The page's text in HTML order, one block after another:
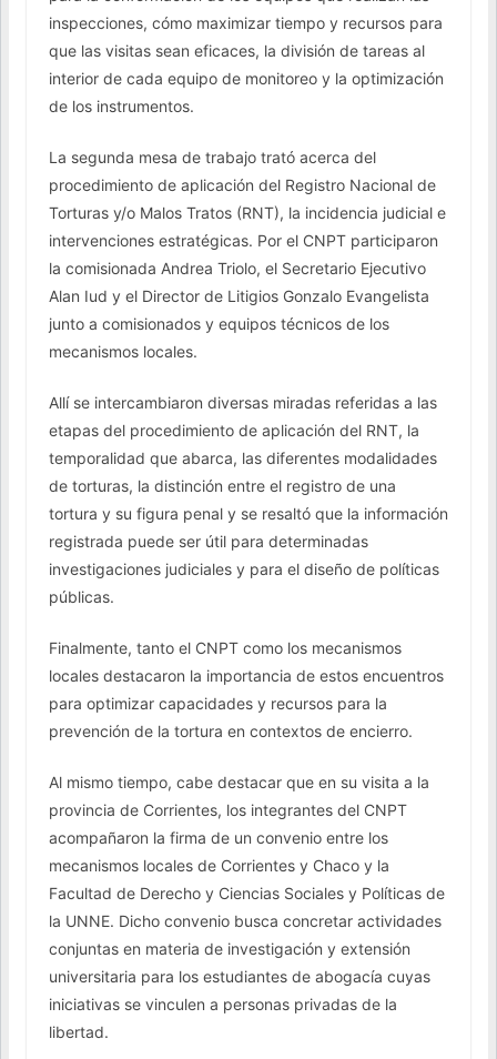
inspecciones, cómo maximizar tiempo y recursos para
que las visitas sean eficaces, la división de tareas al
interior de cada equipo de monitoreo y la optimización
de los instrumentos.
La segunda mesa de trabajo trató acerca del
procedimiento de aplicación del Registro Nacional de
Torturas y/o Malos Tratos (RNT), la incidencia judicial e
intervenciones estratégicas. Por el CNPT participaron
la comisionada Andrea Triolo, el Secretario Ejecutivo
Alan Iud y el Director de Litigios Gonzalo Evangelista
junto a comisionados y equipos técnicos de los
mecanismos locales.
Allí se intercambiaron diversas miradas referidas a las
etapas del procedimiento de aplicación del RNT, la
temporalidad que abarca, las diferentes modalidades
de torturas, la distinción entre el registro de una
tortura y su figura penal y se resaltó que la información
registrada puede ser útil para determinadas
investigaciones judiciales y para el diseño de políticas
públicas.
Finalmente, tanto el CNPT como los mecanismos
locales destacaron la importancia de estos encuentros
para optimizar capacidades y recursos para la
prevención de la tortura en contextos de encierro.
Al mismo tiempo, cabe destacar que en su visita a la
provincia de Corrientes, los integrantes del CNPT
acompañaron la firma de un convenio entre los
mecanismos locales de Corrientes y Chaco y la
Facultad de Derecho y Ciencias Sociales y Políticas de
la UNNE. Dicho convenio busca concretar actividades
conjuntas en materia de investigación y extensión
universitaria para los estudiantes de abogacía cuyas
iniciativas se vinculen a personas privadas de la
libertad.